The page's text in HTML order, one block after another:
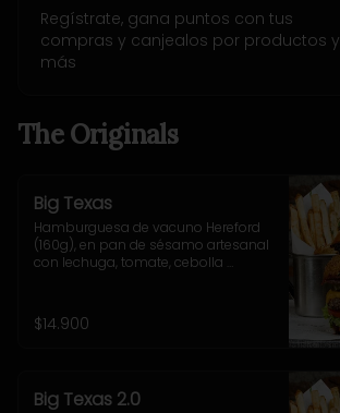
Regístrate, gana puntos con tus
compras y canjealos por productos y
más
The Originals
Big Texas
Hamburguesa de vacuno Hereford
(160g), en pan de sésamo artesanal
con lechuga, tomate, cebolla
elección.
$14.900
Big Texas 2.0